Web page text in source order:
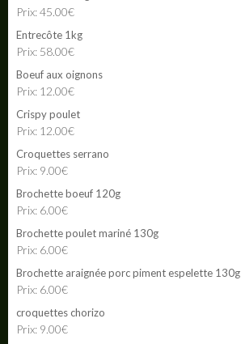
Prix: 45.00€
Entrecôte 1kg
Prix: 58.00€
Boeuf aux oignons
Prix: 12.00€
Crispy poulet
Prix: 12.00€
Croquettes serrano
Prix: 9.00€
Brochette boeuf 120g
Prix: 6.00€
Brochette poulet mariné 130g
Prix: 6.00€
Brochette araignée porc piment espelette 130g
Prix: 6.00€
croquettes chorizo
Prix: 9.00€